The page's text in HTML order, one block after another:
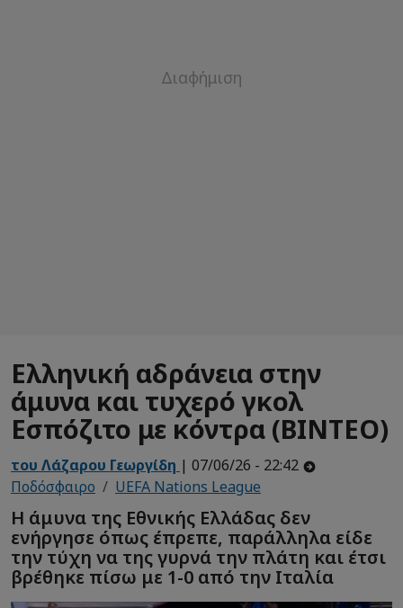
Ελληνική αδράνεια στην
άμυνα και τυχερό γκολ
Εσπόζιτο με κόντρα (ΒΙΝΤΕΟ)
του Λάζαρου Γεωργίδη | 07/06/26 - 22:42
Ποδόσφαιρο
UEFA Nations League
Η άμυνα της Εθνικής Ελλάδας δεν
ενήργησε όπως έπρεπε, παράλληλα είδε
την τύχη να της γυρνά την πλάτη και έτσι
βρέθηκε πίσω με 1-0 από την Ιταλία